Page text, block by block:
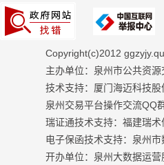
Copyright(c)2012
主办单位：泉州市公共资
技术支持：厦门海迈科技
泉州交易平台操作交流QQ
瑞证通技术支持：福建瑞
电子保函技术支持：泉州
开办单位：泉州大数据运营